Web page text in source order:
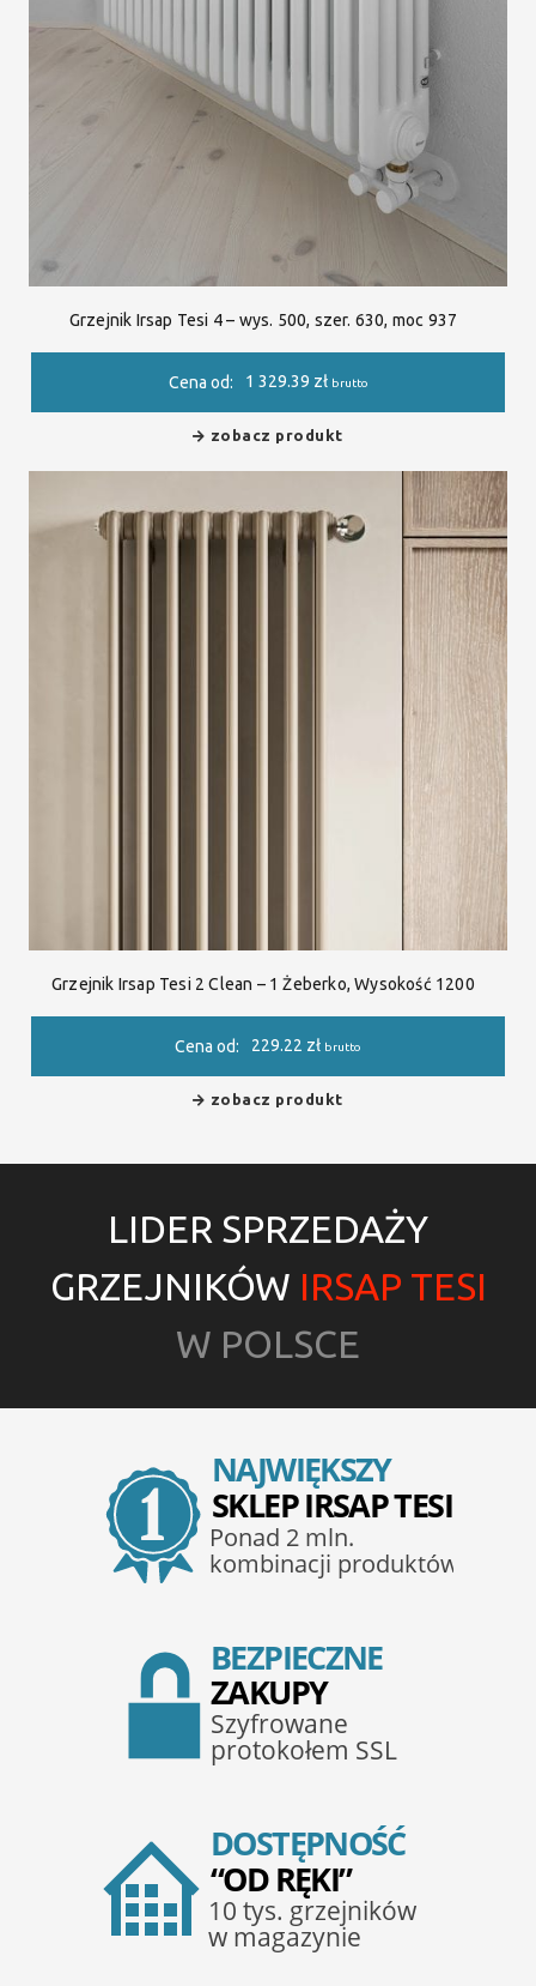
Grzejnik Irsap Tesi 4 – wys. 500, szer. 630, moc 937
Cena od: 1 329.39 zł brutto
zobacz produkt
Grzejnik Irsap Tesi 2 Clean – 1 Żeberko, Wysokość 1200
Cena od: 229.22 zł brutto
zobacz produkt
LIDER SPRZEDAŻY
GRZEJNIKÓW IRSAP TESI
W POLSCE